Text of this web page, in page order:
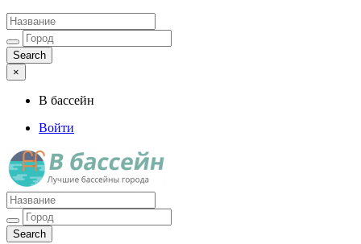
×
В бассейн
Войти
Лучшие бассейны города